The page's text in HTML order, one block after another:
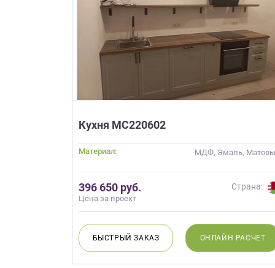
Кухня МС220602
Материал: МДФ, Эмаль,
396 650 руб.
Цена за проект
Страна:
БЫСТРЫЙЗАКАЗ ОНЛАЙН РАСЧЕТ
с